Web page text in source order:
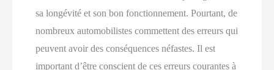
sa longévité et son bon fonctionnement. Pourtant, de
nombreux automobilistes commettent des erreurs qui
peuvent avoir des conséquences néfastes. Il est
important d’être conscient de ces erreurs courantes à